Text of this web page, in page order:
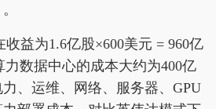
益为1.6亿股×600美元 = 960亿
力数据中心的成本大约为400亿
、运维、网络、服务器、GPU